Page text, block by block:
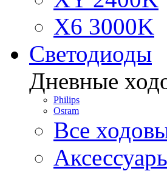
X6 3000K
Светодиоды
Дневные
Philips
Osram
Все